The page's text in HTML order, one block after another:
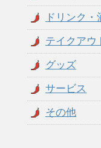
ドリンク・
テイクアウ
グッズ
サービス
その他